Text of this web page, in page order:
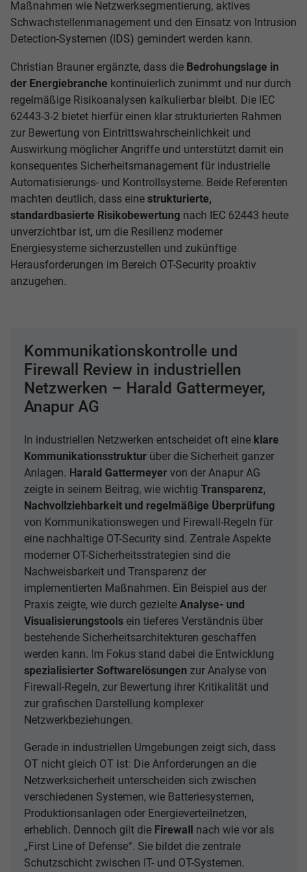
Maßnahmen wie Netzwerksegmentierung, aktives
Schwachstellenmanagement und den Einsatz von Intrusion
Detection-Systemen (IDS) gemindert werden kann.
Christian Brauner ergänzte, dass die Bedrohungslage in
der Energiebranche kontinuierlich zunimmt und nur durch
regelmäßige Risikoanalysen kalkulierbar bleibt. Die IEC
62443-3-2 bietet hierfür einen klar strukturierten Rahmen
zur Bewertung von Eintrittswahrscheinlichkeit und
Auswirkung möglicher Angriffe und unterstützt damit ein
konsequentes Sicherheitsmanagement für industrielle
Automatisierungs- und Kontrollsysteme. Beide Referenten
machten deutlich, dass eine strukturierte,
standardbasierte Risikobewertung nach IEC 62443 heute
unverzichtbar ist, um die Resilienz moderner
Energiesysteme sicherzustellen und zukünftige
Herausforderungen im Bereich OT-Security proaktiv
anzugehen.
Kommunikationskontrolle und
Firewall Review in industriellen
Netzwerken – Harald Gattermeyer,
Anapur AG
In industriellen Netzwerken entscheidet oft eine klare
Kommunikationsstruktur über die Sicherheit ganzer
Anlagen. Harald Gattermeyer von der Anapur AG
zeigte in seinem Beitrag, wie wichtig Transparenz,
Nachvollziehbarkeit und regelmäßige Überprüfung
von Kommunikationswegen und Firewall-Regeln für
eine nachhaltige OT-Security sind. Zentrale Aspekte
moderner OT-Sicherheitsstrategien sind die
Nachweisbarkeit und Transparenz der
implementierten Maßnahmen. Ein Beispiel aus der
Praxis zeigte, wie durch gezielte Analyse- und
Visualisierungstools ein tieferes Verständnis über
bestehende Sicherheitsarchitekturen geschaffen
werden kann. Im Fokus stand dabei die Entwicklung
spezialisierter Softwarelösungen zur Analyse von
Firewall-Regeln, zur Bewertung ihrer Kritikalität und
zur grafischen Darstellung komplexer
Netzwerkbeziehungen.
Gerade in industriellen Umgebungen zeigt sich, dass
OT nicht gleich OT ist: Die Anforderungen an die
Netzwerksicherheit unterscheiden sich zwischen
verschiedenen Systemen, wie Batteriesystemen,
Produktionsanlagen oder Energieverteilnetzen,
erheblich. Dennoch gilt die Firewall nach wie vor als
„First Line of Defense“. Sie bildet die zentrale
Schutzschicht zwischen IT- und OT-Systemen.